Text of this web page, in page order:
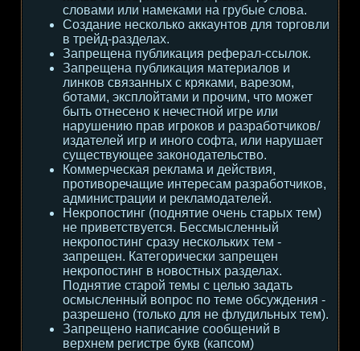
словами или намеками на грубые слова.
Создание несколько аккаунтов для торговли
в трейд-разделах.
Запрещена публикация реферал-ссылок.
Запрещена публикация материалов и
линков связанных с кряками, варезом,
ботами, эксплойтами и прочим, что может
быть отнесено к нечестной игре или
нарушению прав игроков и разработчиков/
издателей игр и иного софта, или нарушает
существующее законодательство.
Коммерческая реклама и действия,
противоречащие интересам разработчиков,
администрации и рекламодателей.
Некропостинг (поднятие очень старых тем)
не приветствуется. Бессмысленный
некропостинг сразу нескольких тем -
запрещен. Категорически запрещен
некропостинг в новостных разделах.
Поднятие старой темы с целью задать
осмысленный вопрос по теме обсуждения -
разрешено (только для не флудильных тем).
Запрещено написание сообщений в
верхнем регистре букв (капсом)